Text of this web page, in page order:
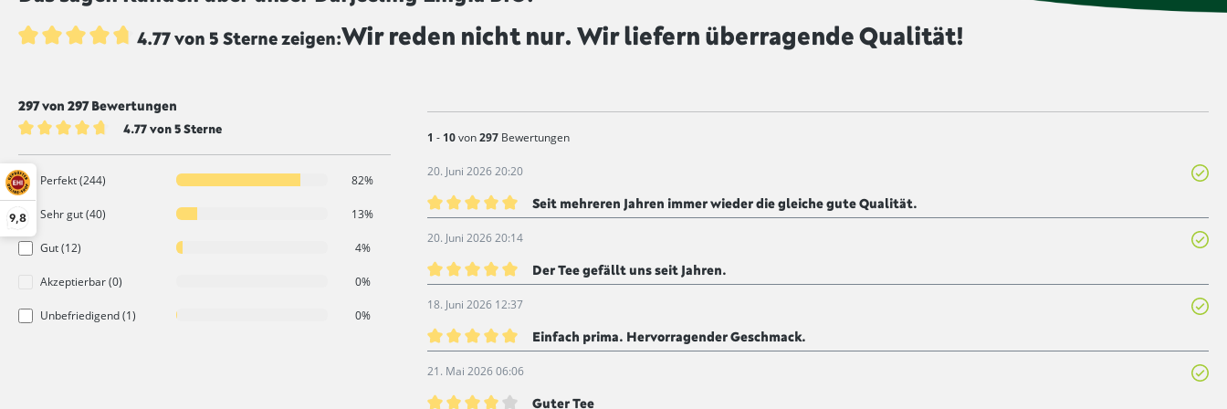
9,8
4.77 von 5 Sterne zeigen:Wir reden nicht nur. Wir liefern überragende Qualität!
297 von 297 Bewertungen
4.77 von 5 Sterne
Perfekt (244) 82%
Sehr gut (40) 13%
Gut (12) 4%
Akzeptierbar (0) 0%
Unbefriedigend (1) 0%
1 - 10von297 Bewertungen
20. Juni 2026 20:20
Bewertung mit 5 von 5 Sternen
Seit mehreren Jahren immer wieder die gleiche gute Qualität.
20. Juni 2026 20:14
Bewertung mit 5 von 5 Sternen
Der Tee gefällt uns seit Jahren.
18. Juni 2026 12:37
Bewertung mit 5 von 5 Sternen
Einfach prima. Hervorragender Geschmack.
21. Mai 2026 06:06
Guter Tee